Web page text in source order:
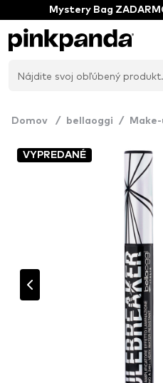
Mystery Bag
Domov / bellaoggi /
VYPREDANÉ